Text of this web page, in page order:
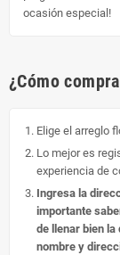
ocasión especial!
¿Cómo
Elige el arreglo
Lo mejor es
experiencia de
Ingresa la
importante
de llenar bien la
nombre y